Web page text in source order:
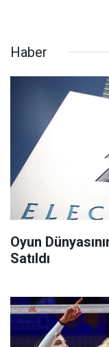
Haber
Oyun
Satıldı